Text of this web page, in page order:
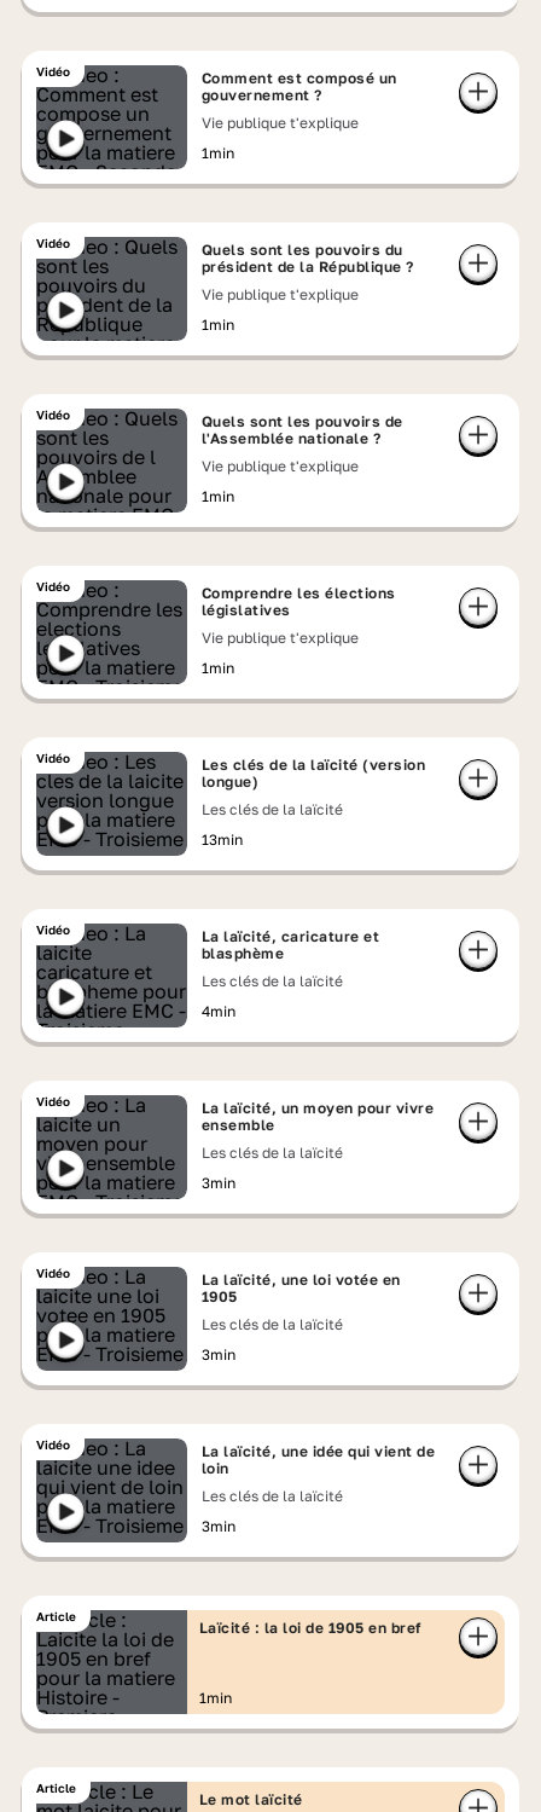
Vidéo
Comment est composé un
gouvernement ?
Vie publique t'explique
1min
Vidéo
Quels sont les pouvoirs du
président de la République ?
Vie publique t'explique
1min
Vidéo
Quels sont les pouvoirs de
l'Assemblée nationale ?
Vie publique t'explique
1min
Vidéo
Comprendre les élections
législatives
Vie publique t'explique
1min
Vidéo
Les clés de la laïcité (version
longue)
Les clés de la laïcité
13min
Vidéo
La laïcité, caricature et
blasphème
Les clés de la laïcité
4min
Vidéo
La laïcité, un moyen pour vivre
ensemble
Les clés de la laïcité
3min
Vidéo
La laïcité, une loi votée en
1905
Les clés de la laïcité
3min
Vidéo
La laïcité, une idée qui vient de
loin
Les clés de la laïcité
3min
Article
Laïcité : la loi de 1905 en bref
1min
Article
Le mot laïcité